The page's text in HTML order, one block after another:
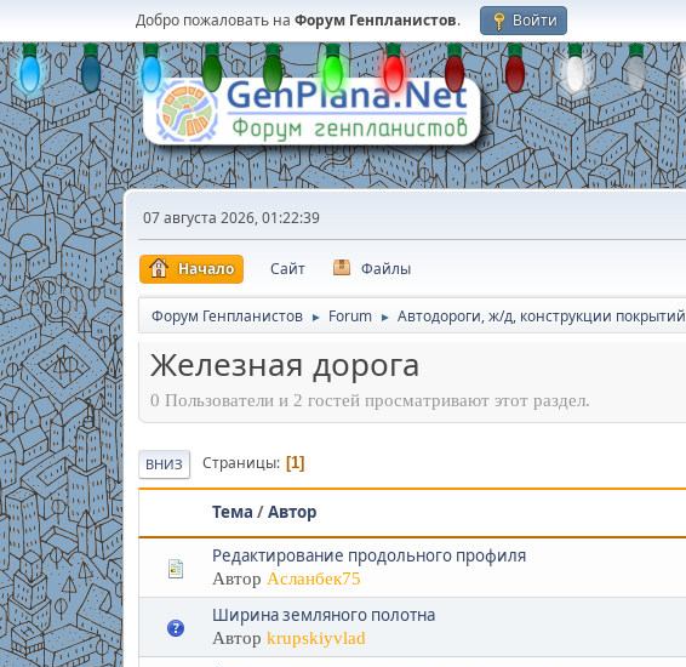
Добро пожаловать на Форум Генпланистов. Войти
07 августа 2026, 01:22:39
Начало Сайт Файлы
Форум Генпланистов ► Forum ► Автодороги, ж/д, конструкции покрытий
Железная дорога
0 Пользователи и 2 гостей просматривают этот раздел.
ВНИЗ Страницы 1
Тема /Автор
Редактирование продольного профиля
Автор Асланбек75
Ширина земляного полотна
Автор krupskiyvlad